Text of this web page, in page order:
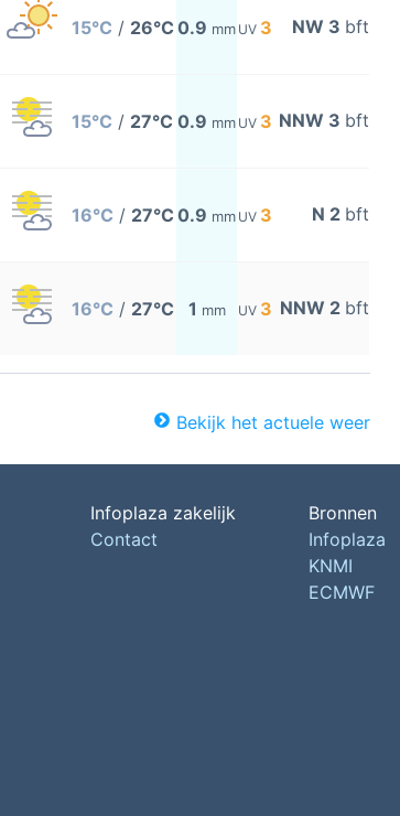
15°C / 26°C 0.9 mm UV 3 NW 3 bft
15°C / 27°C 0.9 mm UV 3 NNW 3 bft
16°C / 27°C 0.9 mm UV 3 N 2 bft
16°C / 27°C 1 mm UV 3 NNW 2 bft
Bekijk het actuele weer
Infoplaza zakelijk
Contact
Bronnen
Infoplaza
KNMI
ECMWF